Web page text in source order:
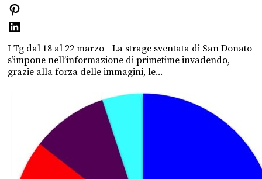
I Tg dal 18 al 22 marzo - La strage sventata di San Donato
s’impone nell’informazione di primetime invadendo,
grazie alla forza delle immagini, le...